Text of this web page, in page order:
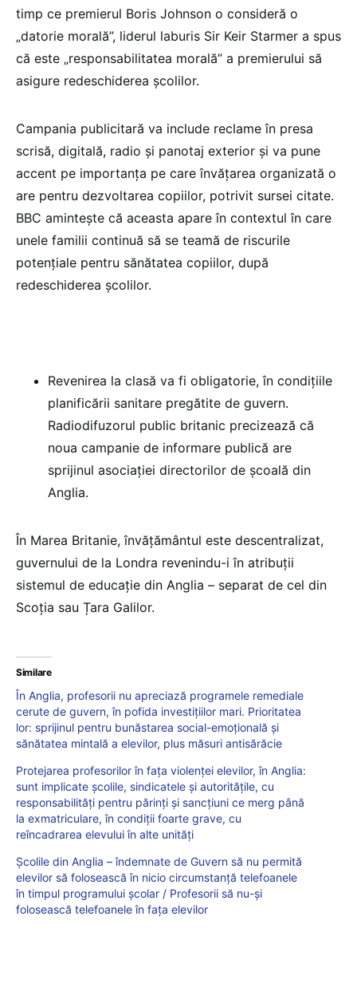
timp ce premierul Boris Johnson o consideră o
„datorie morală”, liderul laburis Sir Keir Starmer a spus
că este „responsabilitatea morală” a premierului să
asigure redeschiderea școlilor.
Campania publicitară va include reclame în presa
scrisă, digitală, radio și panotaj exterior și va pune
accent pe importanța pe care învățarea organizată o
are pentru dezvoltarea copiilor, potrivit sursei citate.
BBC amintește că aceasta apare în contextul în care
unele familii continuă să se teamă de riscurile
potențiale pentru sănătatea copiilor, după
redeschiderea școlilor.
Revenirea la clasă va fi obligatorie, în condițiile
planificării sanitare pregătite de guvern.
Radiodifuzorul public britanic precizează că
noua campanie de informare publică are
sprijinul asociației directorilor de școală din
Anglia.
În Marea Britanie, învățământul este descentralizat,
guvernului de la Londra revenindu-i în atribuții
sistemul de educație din Anglia – separat de cel din
Scoția sau Țara Galilor.
Similare
În Anglia, profesorii nu apreciază programele remediale
cerute de guvern, în pofida investițiilor mari. Prioritatea
lor: sprijinul pentru bunăstarea social-emoțională și
sănătatea mintală a elevilor, plus măsuri antisărăcie
Protejarea profesorilor în fața violenței elevilor, în Anglia:
sunt implicate școlile, sindicatele și autoritățile, cu
responsabilități pentru părinți și sancțiuni ce merg până
la exmatriculare, în condiții foarte grave, cu
reîncadrarea elevului în alte unități
Școlile din Anglia – îndemnate de Guvern să nu permită
elevilor să folosească în nicio circumstanță telefoanele
în timpul programului școlar / Profesorii să nu-și
folosească telefoanele în fața elevilor